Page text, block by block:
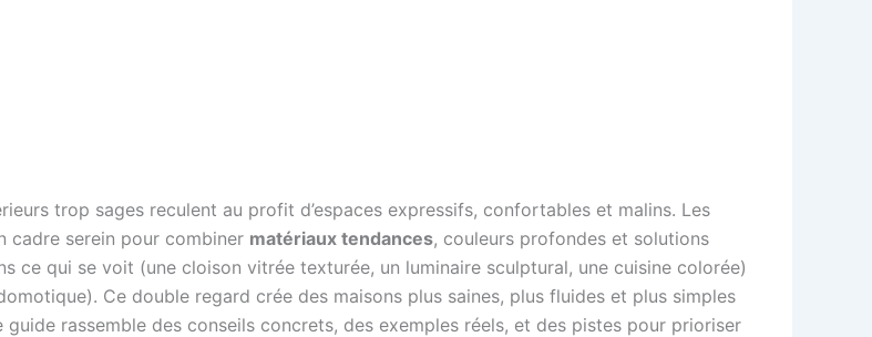
trop sages reculent au profit d’espaces expressifs, confortables et malins. Les
cadre serein pour combiner matériaux tendances, couleurs profondes et solutions
ce qui se voit (une cloison vitrée texturée, un luminaire sculptural, une cuisine colorée)
Ce double regard crée des maisons plus saines, plus fluides et plus simples
rassemble des conseils concrets, des exemples réels, et des pistes pour prioriser